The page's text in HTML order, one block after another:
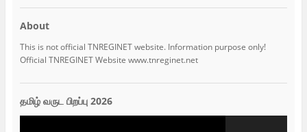
About
This is not official TNREGINET website. Information purpose only!
Official TNREGINET Website www.tnreginet.net
தமிழ் வருட பிறப்பு 2026